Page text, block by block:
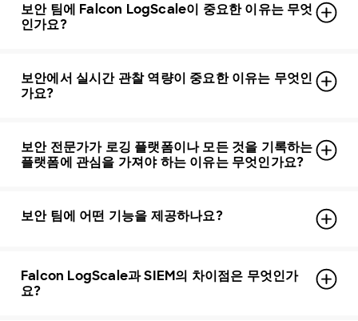
보안 팀에 Falcon LogScale이 중요한 이유는 무엇
인가요?
보안에서 실시간 관찰 역량이 중요한 이유는 무엇인
가요?
보안 전문가가 로깅 플랫폼이나 모든 것을 기록하는
플랫폼에 관심을 가져야 하는 이유는 무엇인가요?
보안 팀에 어떤 기능을 제공하나요?
Falcon LogScale과 SIEM의 차이점은 무엇인가
요?